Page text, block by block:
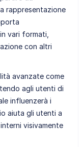
rappresentazione
vari formati,
con altri
avanzate come
agli utenti di
influenzerà i
aiuta gli utenti a
visivamente